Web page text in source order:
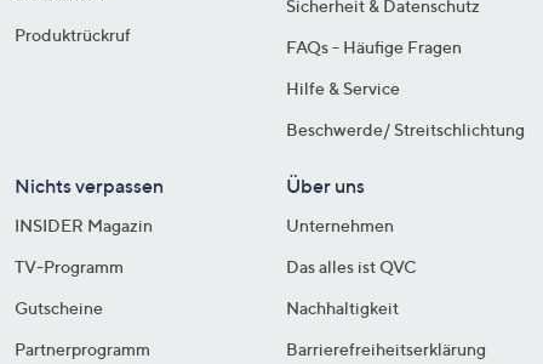
Produktrückruf
Sicherheit & Datenschutz
FAQs - Häufige Fragen
Hilfe & Service
Beschwerde/ Streitschlichtung
Nichts verpassen
INSIDER Magazin
TV-Programm
Gutscheine
Partnerprogramm
Über uns
Unternehmen
Das alles ist QVC
Nachhaltigkeit
Barrierefreiheitserklärung